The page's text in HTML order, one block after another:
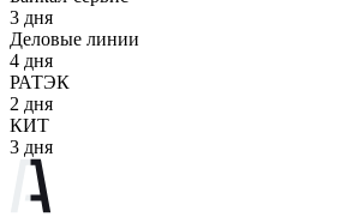
3 дня
Деловые линии
4 дня
РАТЭК
2 дня
КИТ
3 дня